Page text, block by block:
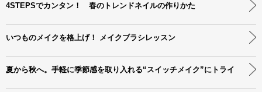
4STEPSでカンタン！ 春のトレンドネイルの作りかた
いつものメイクを格上げ！ メイクブラシレッスン
夏から秋へ。手軽に季節感を取り入れる“スイッチメイク”にトライ